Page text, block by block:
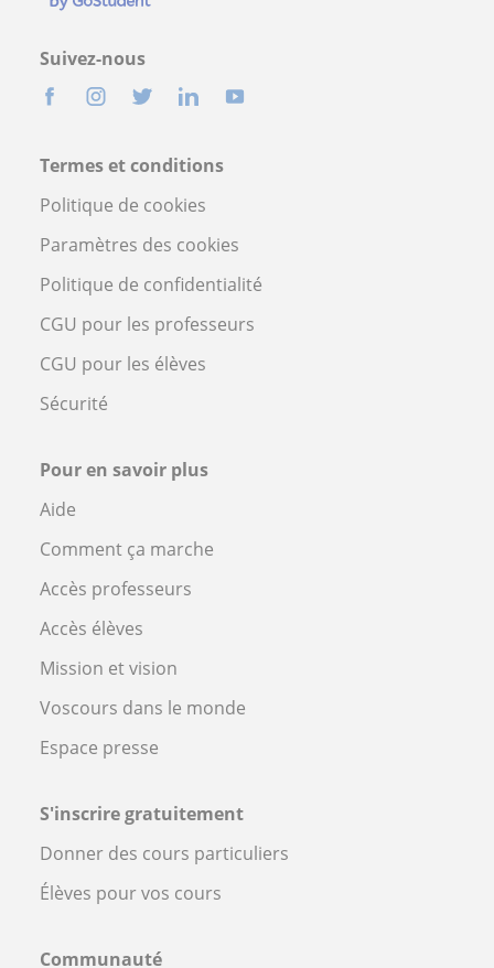
Suivez-nous
Termes et conditions
Politique de cookies
Paramètres des cookies
Politique de confidentialité
CGU pour les professeurs
CGU pour les élèves
Sécurité
Pour en savoir plus
Aide
Comment ça marche
Accès professeurs
Accès élèves
Mission et vision
Voscours dans le monde
Espace presse
S'inscrire gratuitement
Donner des cours particuliers
Élèves pour vos cours
Communauté